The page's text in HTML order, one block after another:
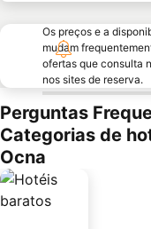
Os preços e a
mudam
ofertas que consulta
nos sites de reserva.
Perguntas
Categorias de
Ocna